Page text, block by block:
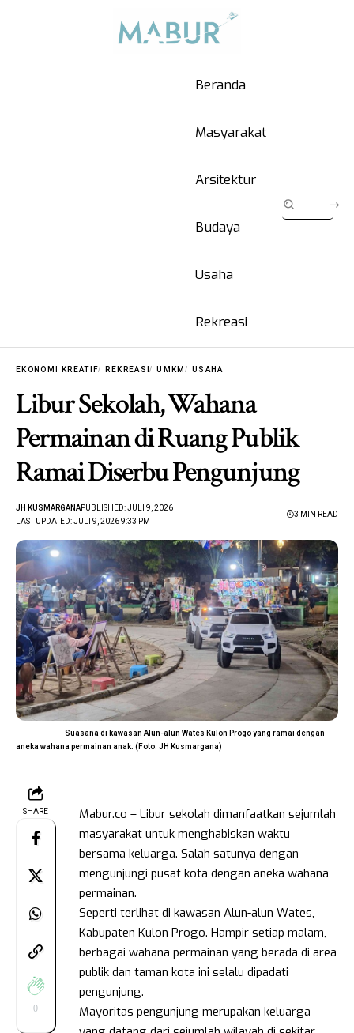
Beranda
Masyarakat
Arsitektur
Budaya
Usaha
Rekreasi
EKONOMI KREATIF REKREASI UMKM USAHA
Libur Sekolah, Wahana
Permainan di Ruang Publik
Ramai Diserbu Pengunjung
LAST UPDATED: JULI 9, 2026 9:33 PM
JH KUSMARGANAPUBLISHED: JULI 9, 2026
3 MIN READ
Suasana di kawasan Alun-alun Wates Kulon Progo yang ramai dengan
aneka wahana permainan anak. (Foto: JH Kusmargana)
SHARE
0
Mabur.co – Libur sekolah dimanfaatkan sejumlah
masyarakat untuk menghabiskan waktu
bersama keluarga. Salah satunya dengan
mengunjungi pusat kota dengan aneka wahana
permainan.
Seperti terlihat di kawasan Alun-alun Wates,
Kabupaten Kulon Progo. Hampir setiap malam,
berbagai wahana permainan yang berada di area
publik dan taman kota ini selalu dipadati
pengunjung.
Mayoritas pengunjung merupakan keluarga